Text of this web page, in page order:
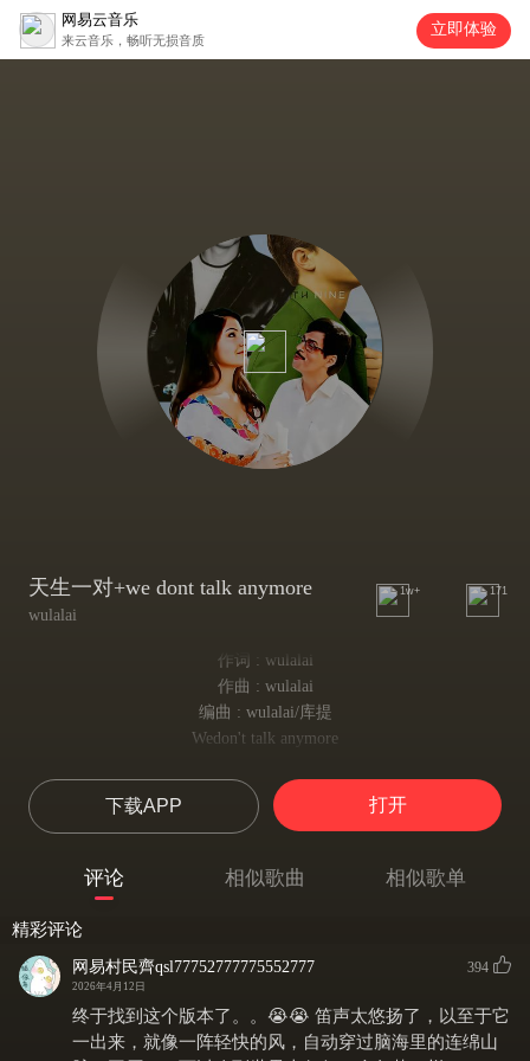
网易云音乐
来云音乐，畅听无损音质
立即体验
天生一对+we dont talk anymore
wulalai
1w+ 171
作词 : wulalai
作曲 : wulalai
编曲 : wulalai/库提
Wedon't talk anymore
Wedon't talk anymore
我们不再交谈
Wedon't talk anymore
我们不再交谈
Like we used to do
我们不再相爱
这一切究竟为何
Ooh wedon't talk anymore
下载APP 打开
评论 相似歌曲 相似歌单
精彩评论
网易村民齊qsl77752777775552777
2026年4月12日
394
终于找到这个版本了。。😭😭 笛声太悠扬了，以至于它
一出来，就像一阵轻快的风，自动穿过脑海里的连绵山